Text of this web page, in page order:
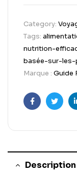
Category:
Tags:
nutrition-
basée-sur-les-
Marque : Guide
Facebook
Description